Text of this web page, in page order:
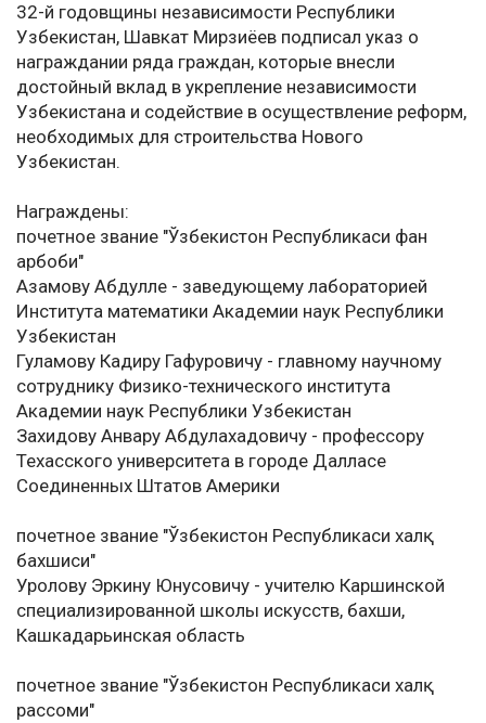
32-й годовщины независимости Республики
Узбекистан, Шавкат Мирзиёев подписал указ о
награждании ряда граждан, которые внесли
достойный вклад в укрепление независимости
Узбекистана и содействие в осуществление реформ,
необходимых для строительства Нового
Узбекистан.
Награждены:
почетное звание "Ўзбекистон Республикаси фан
арбоби"
Азамову Абдулле - заведующему лабораторией
Института математики Академии наук Республики
Узбекистан
Гуламову Кадиру Гафуровичу - главному научному
сотруднику Физико-технического института
Академии наук Республики Узбекистан
Захидову Анвару Абдулахадовичу - профессору
Техасского университета в городе Далласе
Соединенных Штатов Америки
почетное звание "Ўзбекистон Республикаси халқ
бахшиси"
Уролову Эркину Юнусовичу - учителю Каршинской
специализированной школы искусств, бахши,
Кашкадарьинская область
почетное звание "Ўзбекистон Республикаси халқ
рассоми"